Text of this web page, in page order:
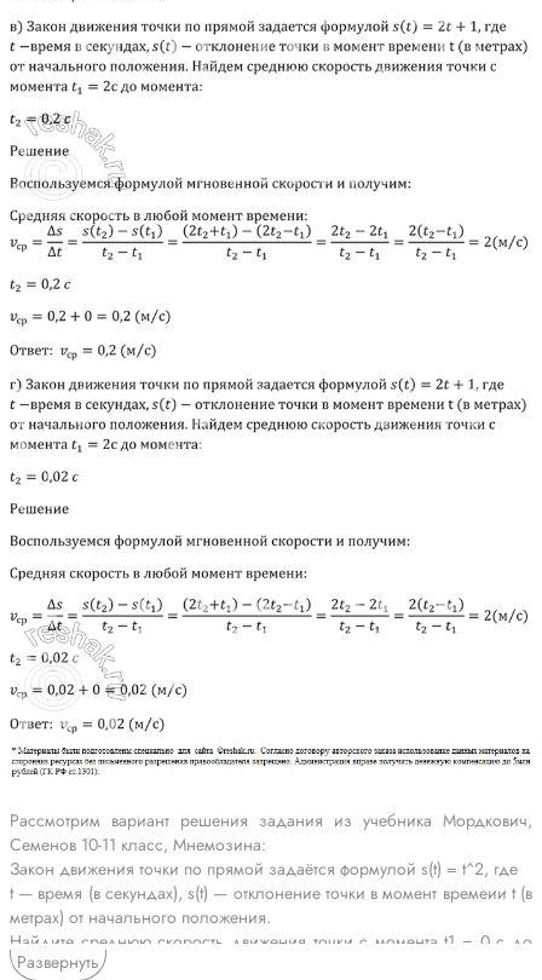
Рассмотрим вариант решения задания из учебника Мордкович,
Семенов 10-11 класс, Мнемозина:
Закон движения точки по прямой задаётся формулой s(t) = t^2, где
t — время (в секундах), s(t) — отклонение точки в момент времеии t (в
метрах) от начального положения.
Найдите среднюю скорость движения точки с момента t1 = 0 с до
момента:
Развернуть